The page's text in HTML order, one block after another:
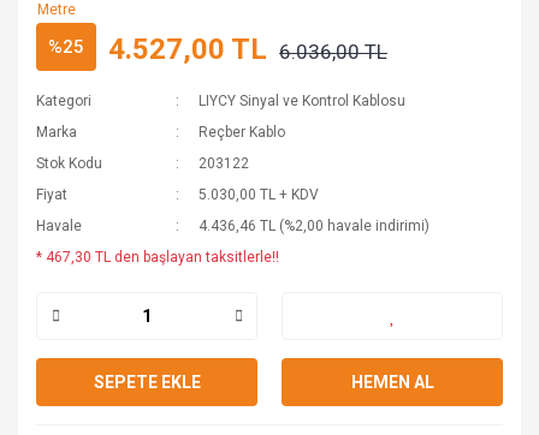
%25 4.527,00 TL 6.036,00 TL
Kategori
LIYCY Sinyal ve Kontrol Kablosu
Marka
Reçber Kablo
Stok Kodu
203122
Fiyat
5.030,00 TL + KDV
Havale
4.436,46 TL (%2,00 havale indirimi)
* 467,30 TL den başlayan taksitlerle!!
SEPETE EKLE HEMEN AL